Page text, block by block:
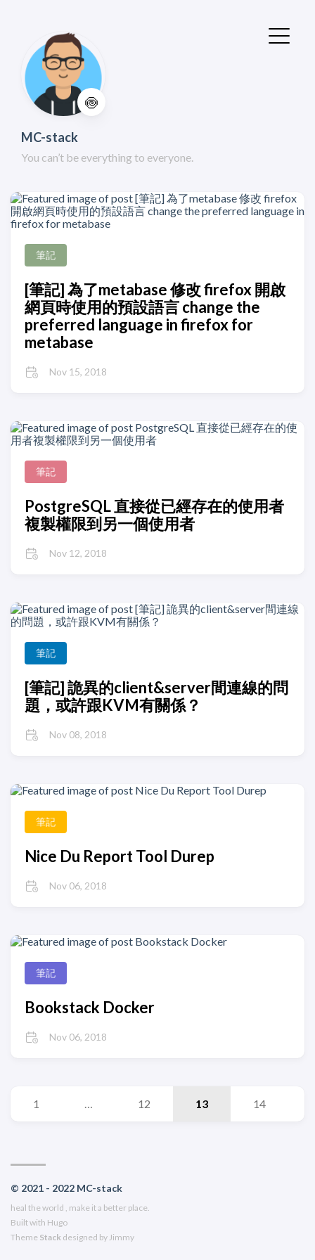
🍥
MC-stack
You can’t be everything to everyone.
筆記
[筆記] 為了metabase 修改 firefox 開啟
網頁時使用的預設語言 change the
preferred language in firefox for
metabase
Nov 15, 2018
筆記
PostgreSQL 直接從已經存在的使用者
複製權限到另一個使用者
Nov 12, 2018
筆記
[筆記] 詭異的client&server間連線的問
題，或許跟KVM有關係？
Nov 08, 2018
筆記
Nice Du Report Tool Durep
Nov 06, 2018
筆記
Bookstack Docker
Nov 06, 2018
1 … 12 13 14
© 2021 - 2022 MC-stack
heal the world , make it a better place.
Built with Hugo
Theme Stack designed byJimmy